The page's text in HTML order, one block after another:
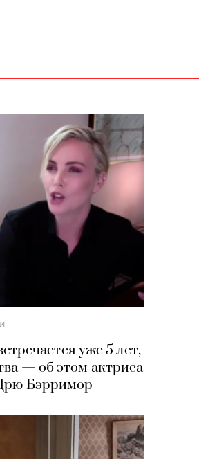
уже 5 лет,
— об этом актриса
Бэрримор